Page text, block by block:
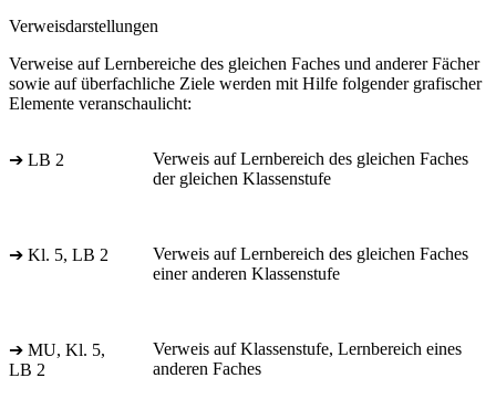
Verweisdarstellungen
Verweise auf Lernbereiche des gleichen Faches und anderer Fächer
sowie auf überfachliche Ziele werden mit Hilfe folgender grafischer
Elemente veranschaulicht:
➔ LB 2
Verweis auf Lernbereich des gleichen Faches
der gleichen Klassenstufe
➔ Kl. 5, LB 2
Verweis auf Lernbereich des gleichen Faches
einer anderen Klassenstufe
➔ MU, Kl. 5,
LB 2
Verweis auf Klassenstufe, Lernbereich eines
anderen Faches